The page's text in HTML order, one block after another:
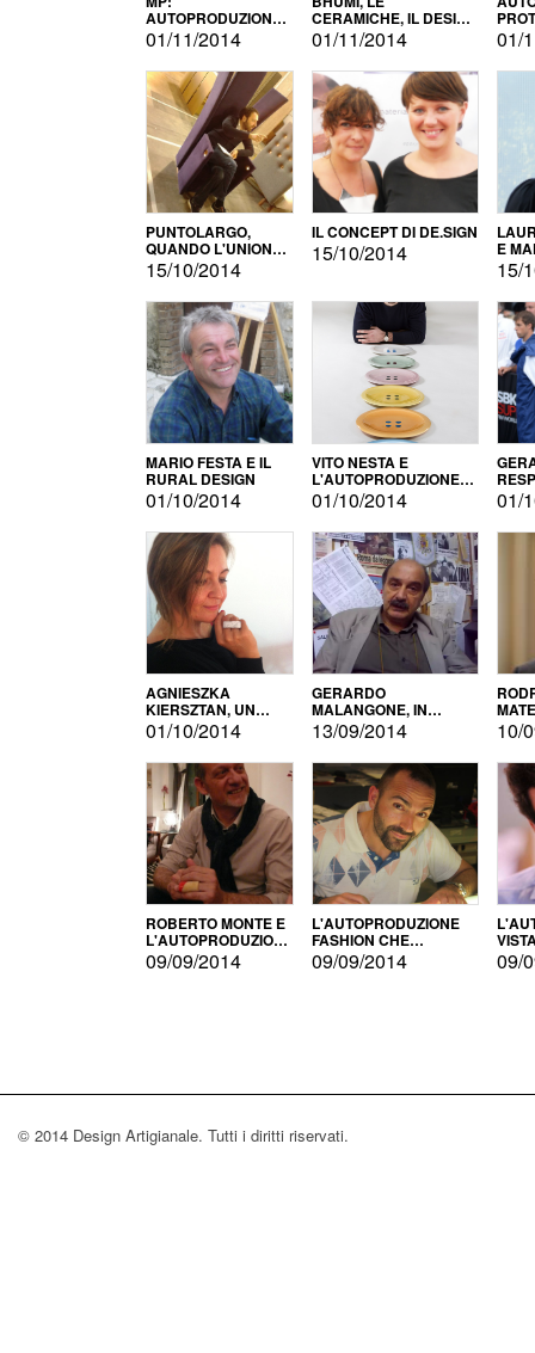
AUTOPRODUZIONE
E INNOVAZIONE
01/11/2014
CERAMICHE, IL DESIGN
E L'AUTOPRODUZIONE
01/11/2014 01/
PUNTOLARGO,
QUANDO L'UNIONE
FA LA FORZA E
VINCE
15/10/2014
IL CONCEPT DI DE.SIGN
15/10/2014 E
15/
MARIO FESTA E IL
RURAL DESIGN
01/10/2014
VITO NESTA E
L'AUTOPRODUZIONE
COME RECUPERO DEI
SIMBOLI
01/10/2014 01/
AGNIESZKA
KIERSZTAN, UN
MODELLO DI
AUTOPRODUZIONE
01/10/2014
GERARDO
MALANGONE, IN
GIURIA PER IL
CONCORSO
LETTERARIO
13/09/2014 10/
ROBERTO MONTE E
L'AUTOPRODUZIONE
CON IL CENSIMENTO
09/09/2014
L'AUTOPRODUZIONE
FASHION CHE
CONQUISTA GLI USA
09/09/2014 09/
© 2014 Design Artigianale. Tutti i diritti riservati.